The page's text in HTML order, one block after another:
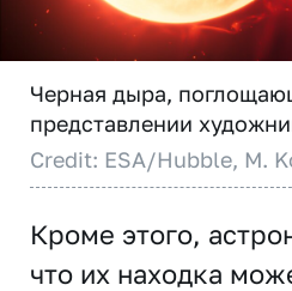
Черная дыра,
представлении
Credit: ESA/Hubble, M.
Кроме этого,
что их находка